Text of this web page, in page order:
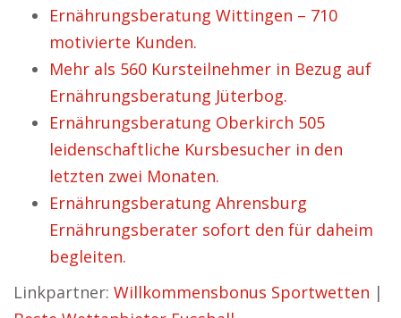
Ernährungsberatung Wittingen – 710
motivierte Kunden.
Mehr als 560 Kursteilnehmer in Bezug auf
Ernährungsberatung Jüterbog.
Ernährungsberatung Oberkirch 505
leidenschaftliche Kursbesucher in den
letzten zwei Monaten.
Ernährungsberatung Ahrensburg
Ernährungsberater sofort den für daheim
begleiten.
Linkpartner: Willkommensbonus Sportwetten |